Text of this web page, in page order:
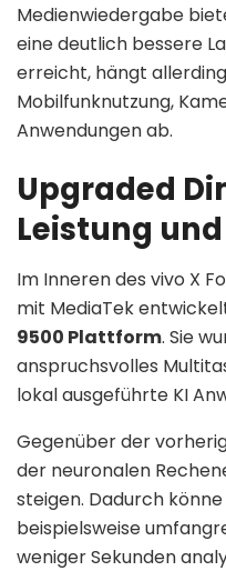
Medienwiedergabe
eine deutlich bessere
erreicht, hängt
Mobilfunknutzung,
Anwendungen ab.
Upgraded
Leistung
Im Inneren des vivo X
mit MediaTek
9500 Plattform. Sie
anspruchsvolles
lokal ausgeführte KI
Gegenüber der
der neuronalen
steigen. Dadurch
beispielsweise
weniger Sekunden